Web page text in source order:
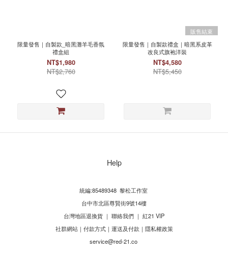
限量發售｜自製款_暗黑灘羊毛香氛
禮盒組
NT$1,980
NT$2,760
販售結束
限量發售｜自製款禮盒｜暗黑系皮革
改良式旗袍洋裝
NT$4,580
NT$5,450
Help
統編:85489348 黎松工作室
台中市北區尊賢街9號14樓
台灣地區退換貨 ｜ 聯絡我們 ｜ 紅21 VIP
社群網站｜ 付款方式｜ 運送及付款 ｜ 隱私權政策
service@red-21.co